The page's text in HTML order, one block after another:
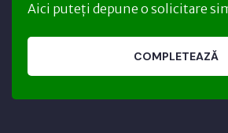
Aici puteți depune o solicitare
COMPLETEAZĂ